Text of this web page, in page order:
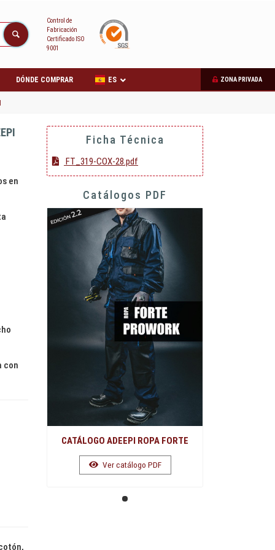
Control de
Fabricación
Certificado ISO
9001
DÓNDE COMPRAR ZONA PRIVADA
ES
en
con
Ficha Técnica
FT_319-COX-28.pdf
Catálogos PDF
CATÁLOGO ADEEPI ROPA FORTE
Ver catálogo PDF